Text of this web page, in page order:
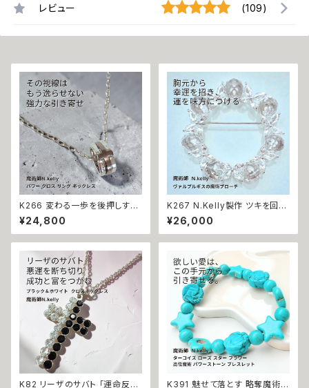
レビュー (109)
K266 変わる一歩を後押しする
【強力な引き寄せ】アフロディテ
の神秘パワー クロス リング ネ
ックレス｜復縁・片思い成就 N.
結び 魅力アップ エネルギー 魅
力 魔力 魔術 白魔術 願い 叶う
結び 開運 強運 本物 パワースト
ーン お守り 強力 男女兼用
¥24,800
K267 N.Kelly製作 ツキを回復
開運召致 幸運を手繰り寄せる
バタフライ サークル スモーキー
カラー ブローチ 好転させる ヴ
運 財運 魅力アップ エネルギー
魅力 魔力 魔術 白魔術 クリスタ
ルガラス 蝶々 開運 強運 本物
パワーストーン お守り 強力
¥26,000
K82 リーザのサバト 「運命反転
K391 魅せて落とす 略奪魔術